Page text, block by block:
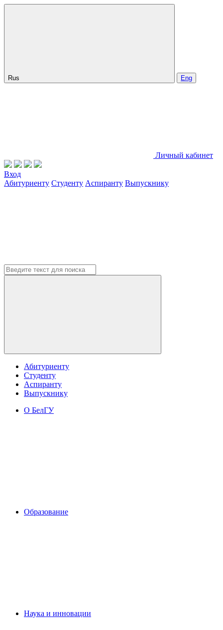
Rus Eng
Личный кабинет
Вход
Абитуриенту Студенту Аспиранту Выпускнику
Абитуриенту
Студенту
Аспиранту
Выпускнику
О БелГУ
Образование
Наука и инновации